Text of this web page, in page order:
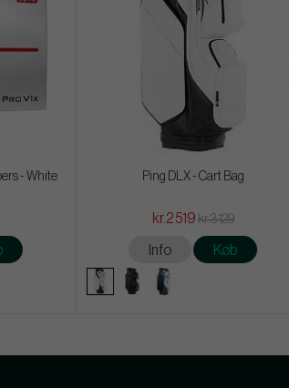
- White Ping DLX - Cart Bag
kr.2 519 kr.3 129
Info Køb